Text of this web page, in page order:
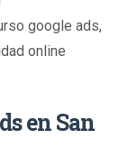
google ads,
online
en San